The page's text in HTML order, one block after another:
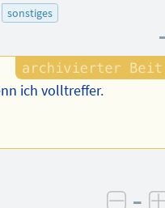
sonstiges
ich volltreffer.
–